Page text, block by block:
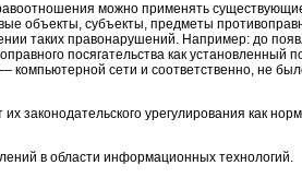
можно применять
объекты, субъекты, предметы
таких правонарушений. Например: до
посягательства как установленный
компьютерной сети и соответственно, не
законодательского урегулирования как
в области информационных технологий.